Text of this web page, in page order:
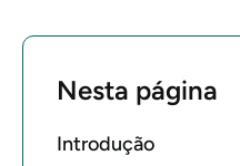
Nesta página
Introdução